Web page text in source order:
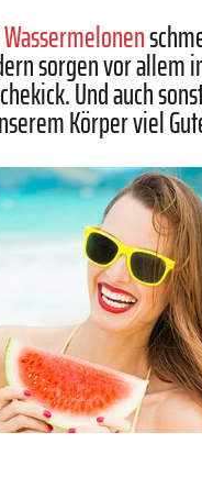
Wassermelonen
sorgen vor allem
Und auch
Körper viel